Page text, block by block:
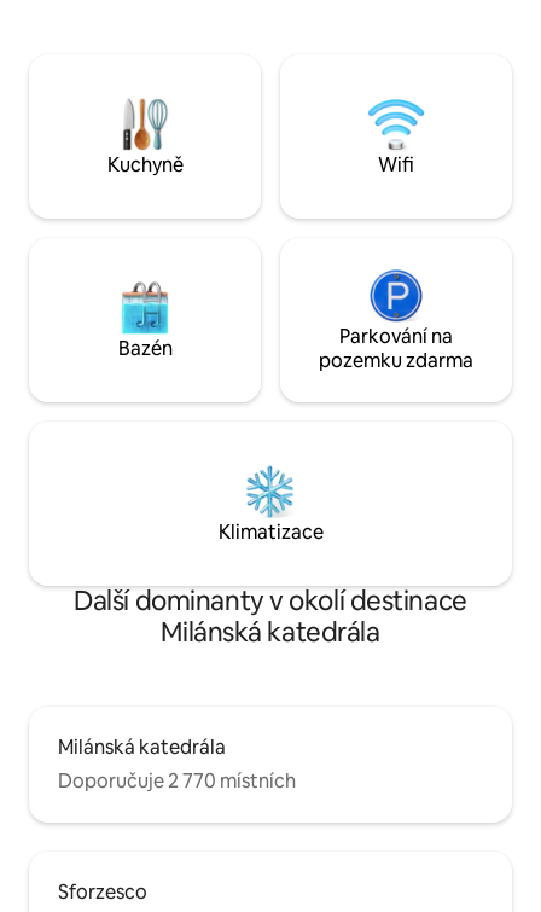
myčkou nádobí, pračkou, vysoušečem
vlasů, ultra rychlým Wi-Fi a televizí Sony).
SPOJENÍ se všemi vlakovými STANICEMI
/ LETIŠTI -
obchody dole
Kuchyně Wifi
Bazén
Parkování na
pozemku zdarma
Klimatizace
Další dominanty v okolí destinace
Milánská katedrála
Milánská katedrála
Doporučuje 2 770 místních
Sforzesco